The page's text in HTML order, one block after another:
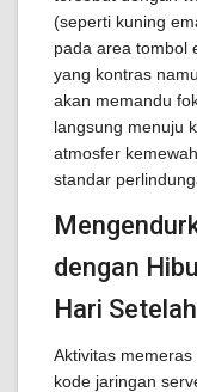
(seperti kuning
pada area tombol
yang kontras
akan memandu
langsung menuju
atmosfer
standar
dengan
Hari
Aktivitas
kode jaringan